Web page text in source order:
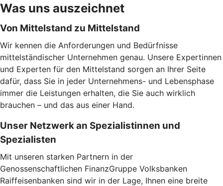
Was uns auszeichnet
Von Mittelstand zu Mittelstand
Wir kennen die Anforderungen und Bedürfnisse
mittelständischer Unternehmen genau. Unsere Expertinnen
und Experten für den Mittelstand sorgen an Ihrer Seite
dafür, dass Sie in jeder Unternehmens- und Lebensphase
immer die Leistungen erhalten, die Sie auch wirklich
brauchen – und das aus einer Hand.
Unser Netzwerk an Spezialistinnen und
Spezialisten
Mit unseren starken Partnern in der
Genossenschaftlichen FinanzGruppe Volksbanken
Raiffeisenbanken sind wir in der Lage, Ihnen eine breite